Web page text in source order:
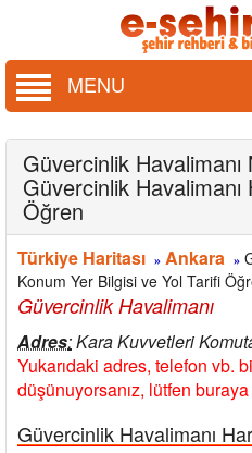
MENU
Güvercinlik Havalimanı
Güvercinlik Havalimanı
Öğren
Türkiye Haritası » Ankara »
Konum Yer Bilgisi ve Yol Tarifi
Güvercinlik Havalimanı
Adres:Kara Kuvvetleri
Yukarıdaki adres, telefon vb.
düşünuyorsanız, lütfen
Güvercinlik Havalimanı